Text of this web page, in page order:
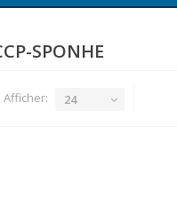
SPONHE
Afficher: 24